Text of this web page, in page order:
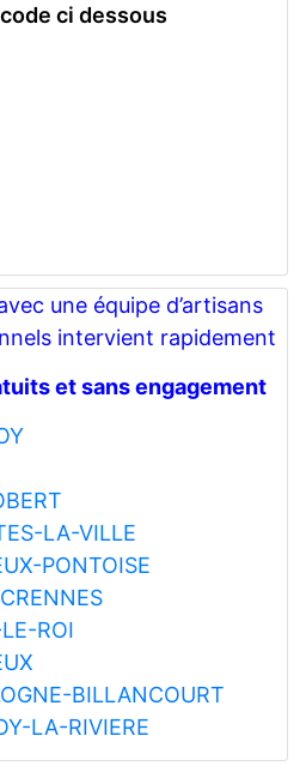
ci dessous
une équipe d’artisans
intervient rapidement
et sans engagement
LA-VILLE
PONTOISE
ROI
BILLANCOURT
LA-RIVIERE